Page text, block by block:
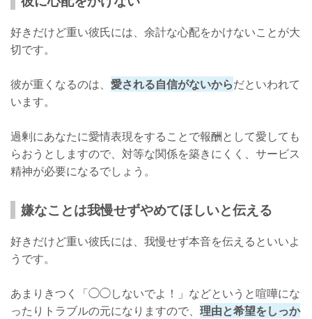
好きだけど重い彼氏には、余計な心配をかけないことが大
切です。
彼が重くなるのは、 愛される自信がないからだといわれて
います。
過剰にあなたに愛情表現をすることで報酬として愛しても
らおうとしますので、対等な関係を築きにくく、サービス
精神が必要になるでしょう。
嫌なことは我慢せずやめてほしいと伝える
好きだけど重い彼氏には、我慢せず本音を伝えるといいよ
うです。
あまりきつく「◯◯しないでよ！」などというと喧嘩にな
ったりトラブルの元になりますので、 理由と希望をしっか